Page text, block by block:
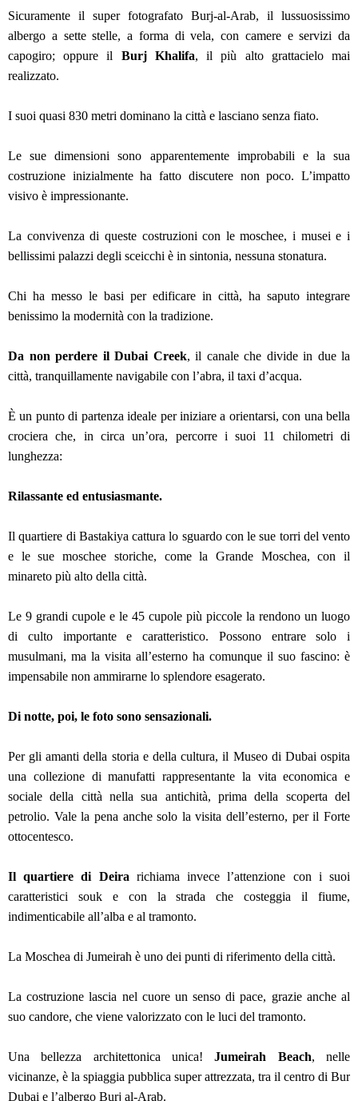
Sicuramente il super fotografato Burj-al-Arab, il lussuosissimo
albergo a sette stelle, a forma di vela, con camere e servizi da
capogiro; oppure il Burj Khalifa, il più alto grattacielo mai
realizzato.
I suoi quasi 830 metri dominano la città e lasciano senza fiato.
Le sue dimensioni sono apparentemente improbabili e la sua
costruzione inizialmente ha fatto discutere non poco. L’impatto
visivo è impressionante.
La convivenza di queste costruzioni con le moschee, i musei e i
bellissimi palazzi degli sceicchi è in sintonia, nessuna stonatura.
Chi ha messo le basi per edificare in città, ha saputo integrare
benissimo la modernità con la tradizione.
Da non perdere il Dubai Creek, il canale che divide in due la
città, tranquillamente navigabile con l’abra, il taxi d’acqua.
È un punto di partenza ideale per iniziare a orientarsi, con una bella
crociera che, in circa un’ora, percorre i suoi 11 chilometri di
lunghezza:
Rilassante ed entusiasmante.
Il quartiere di Bastakiya cattura lo sguardo con le sue torri del vento
e le sue moschee storiche, come la Grande Moschea, con il
minareto più alto della città.
Le 9 grandi cupole e le 45 cupole più piccole la rendono un luogo
di culto importante e caratteristico. Possono entrare solo i
musulmani, ma la visita all’esterno ha comunque il suo fascino: è
impensabile non ammirarne lo splendore esagerato.
Di notte, poi, le foto sono sensazionali.
Per gli amanti della storia e della cultura, il Museo di Dubai ospita
una collezione di manufatti rappresentante la vita economica e
sociale della città nella sua antichità, prima della scoperta del
petrolio. Vale la pena anche solo la visita dell’esterno, per il Forte
ottocentesco.
Il quartiere di Deira richiama invece l’attenzione con i suoi
caratteristici souk e con la strada che costeggia il fiume,
indimenticabile all’alba e al tramonto.
La Moschea di Jumeirah è uno dei punti di riferimento della città.
La costruzione lascia nel cuore un senso di pace, grazie anche al
suo candore, che viene valorizzato con le luci del tramonto.
Una bellezza architettonica unica!Jumeirah Beach, nelle
vicinanze, è la spiaggia pubblica super attrezzata, tra il centro di Bur
Dubai e l’albergo Burj al-Arab.